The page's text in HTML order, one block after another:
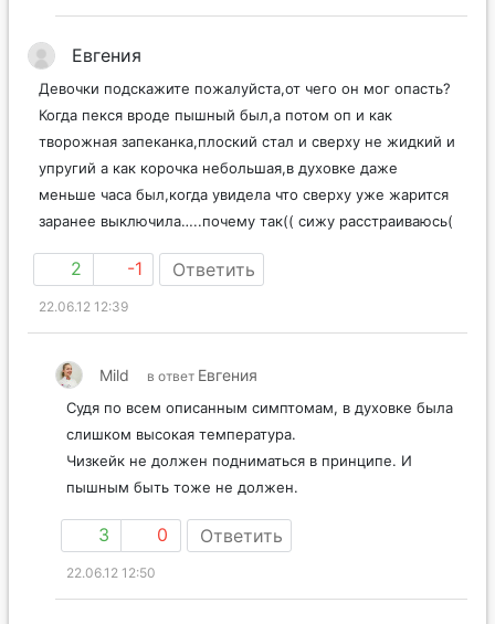
Евгения
Девочки подскажите пожалуйста,от чего он мог опасть?
Когда пекся вроде пышный был,а потом оп и как
творожная запеканка,плоский стал и сверху не жидкий и
упругий а как корочка небольшая,в духовке даже
меньше часа был,когда увидела что сверху уже жарится
заранее выключила…..почему так(( сижу расстраиваюсь(
2 -1 Ответить
22.06.12 12:39
Mild в ответ Евгения
Судя по всем описанным симптомам, в духовке была
слишком высокая температура.
Чизкейк не должен подниматься в принципе. И
пышным быть тоже не должен.
3 0 Ответить
22.06.12 12:50